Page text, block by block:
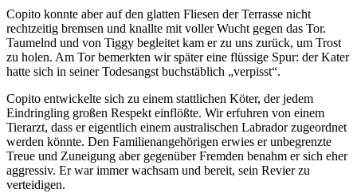
Copito konnte aber auf den glatten Fliesen der Terrasse nicht
rechtzeitig bremsen und knallte mit voller Wucht gegen das Tor.
Taumelnd und von Tiggy begleitet kam er zu uns zurück, um Trost
zu holen. Am Tor bemerkten wir später eine flüssige Spur: der Kater
hatte sich in seiner Todesangst buchstäblich
verpisst .
Copito entwickelte sich zu einem stattlichen Köter, der jedem
Eindringling großen Respekt einflößte. Wir erfuhren von einem
Tierarzt, dass er eigentlich einem australischen Labrador zugeordnet
werden könnte. Den Familienangehörigen erwies er unbegrenzte
Treue und Zuneigung aber gegenüber Fremden benahm er sich eher
aggressiv. Er war immer wachsam und bereit, sein Revier zu
verteidigen.